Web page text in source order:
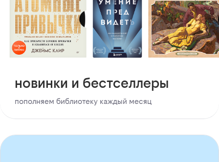
новинки и бестселлеры
пополняем библиотеку каждый месяц